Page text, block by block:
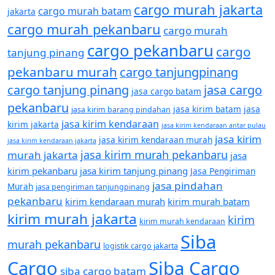
jakarta cargo murah batam cargo murah jakarta
cargo murah pekanbaru cargo murah
tanjung pinang cargo pekanbaru cargo
pekanbaru murah cargo tanjungpinang
cargo tanjung pinang jasa cargo batam jasa cargo
pekanbaru jasa kirim barang pindahan jasa kirim batam jasa
kirim jakarta jasa kirim kendaraan jasa kirim kendaraan antar pulau
jasa kirim kendaraan jakarta jasa kirim kendaraan murah jasa kirim
murah jakarta jasa kirim murah pekanbaru jasa
kirim pekanbaru jasa kirim tanjung pinang Jasa Pengiriman
Murah jasa pengiriman tanjungpinang jasa pindahan
pekanbaru kirim kendaraan murah kirim murah batam
kirim murah jakarta kirim murah kendaraan kirim
murah pekanbaru logistik cargo jakarta Siba
Cargo siba cargo batam Siba Cargo